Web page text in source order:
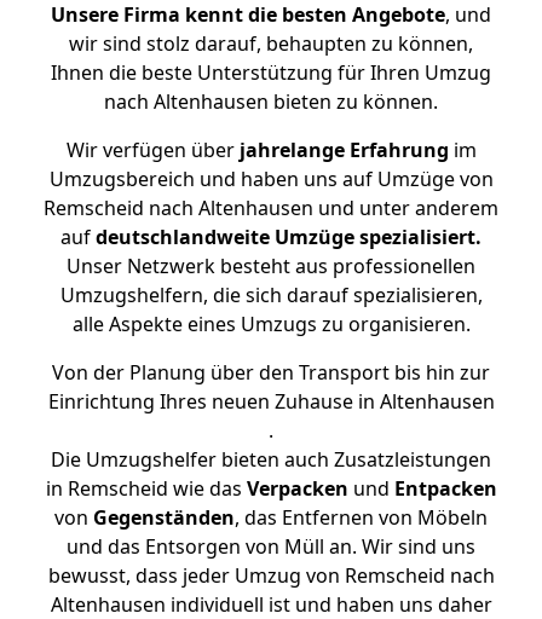
Unsere Firma kennt die besten Angebote, und
wir sind stolz darauf, behaupten zu können,
Ihnen die beste Unterstützung für Ihren Umzug
nach Altenhausen bieten zu können.
Wir verfügen überjahrelange Erfahrung im
Umzugsbereich und haben uns auf Umzüge von
Remscheid nach Altenhausen und unter anderem
aufdeutschlandweite Umzüge spezialisiert.
Unser Netzwerk besteht aus professionellen
Umzugshelfern, die sich darauf spezialisieren,
alle Aspekte eines Umzugs zu organisieren.
Von der Planung über den Transport bis hin zur
Einrichtung Ihres neuen Zuhause in Altenhausen
.
Die Umzugshelfer bieten auch Zusatzleistungen
in Remscheid wie das Verpacken und Entpacken
von Gegenständen, das Entfernen von Möbeln
und das Entsorgen von Müll an. Wir sind uns
bewusst, dass jeder Umzug von Remscheid nach
Altenhausen individuell ist und haben uns daher